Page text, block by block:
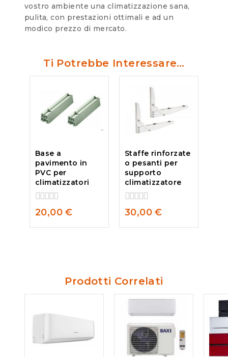
vostro ambiente una climatizzazione sana,
pulita, con prestazioni ottimali e ad un
modico prezzo di mercato.
Ti Potrebbe Interessare…
Base a
pavimento in
PVC per
climatizzatori
0
out
of
20,00€
Staffe rinforzate
o pesanti per
supporto
climatizzatore
0
out
of
30,00€
Prodotti Correlati